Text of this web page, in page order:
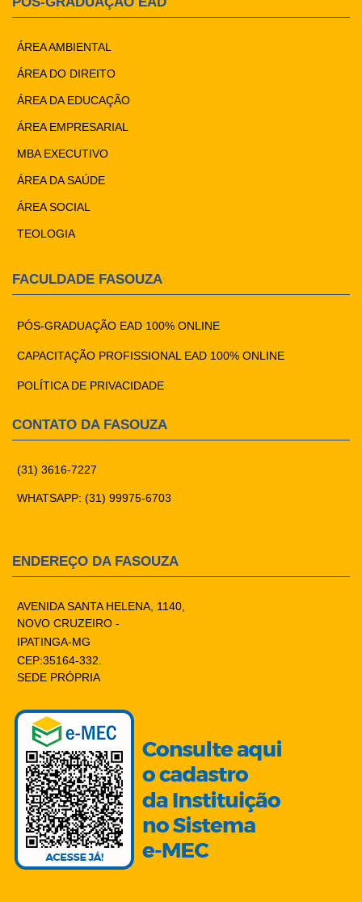
ÁREA AMBIENTAL
ÁREA DO DIREITO
ÁREA DA EDUCAÇÃO
ÁREA EMPRESARIAL
MBA EXECUTIVO
ÁREA DA SAÚDE
ÁREA SOCIAL
TEOLOGIA
FACULDADE FASOUZA
PÓS-GRADUAÇÃO EAD 100% ONLINE
CAPACITAÇÃO PROFISSIONAL EAD 100% ONLINE
POLÍTICA DE PRIVACIDADE
CONTATO DA FASOUZA
(31) 3616-7227
WHATSAPP: (31) 99975-6703
ENDEREÇO DA FASOUZA
AVENIDA SANTA HELENA, 1140,
NOVO CRUZEIRO -
IPATINGA-MG
CEP:35164-332.
SEDE PRÓPRIA